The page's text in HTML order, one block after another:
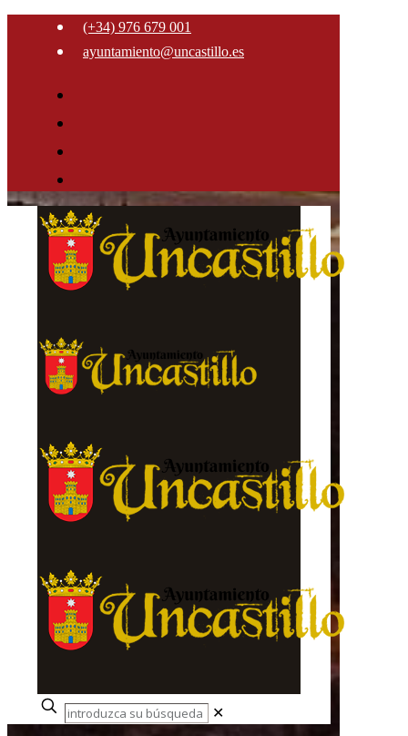
(+34) 976 679 001
ayuntamiento@uncastillo.es
✕